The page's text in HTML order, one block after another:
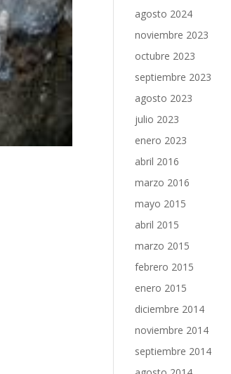
agosto 2024
noviembre 2023
octubre 2023
septiembre 2023
agosto 2023
julio 2023
enero 2023
abril 2016
marzo 2016
mayo 2015
abril 2015
marzo 2015
febrero 2015
enero 2015
diciembre 2014
noviembre 2014
septiembre 2014